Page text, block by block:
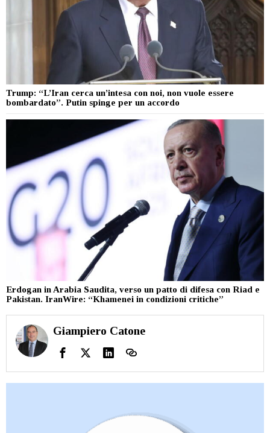
Trump: “L’Iran cerca un’intesa con noi, non vuole essere
bombardato”. Putin spinge per un accordo
Erdogan in Arabia Saudita, verso un patto di difesa con Riad e
Pakistan. IranWire: “Khamenei in condizioni critiche”
Giampiero Catone